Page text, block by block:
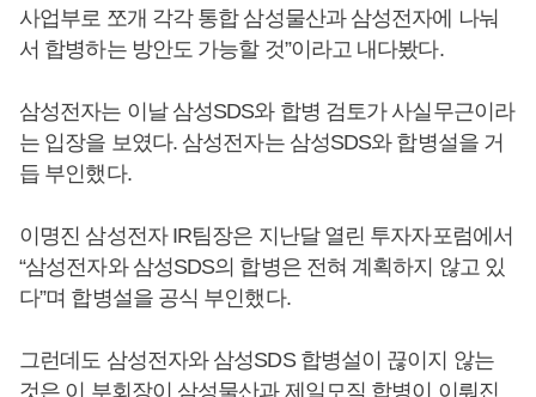
사업부로 쪼개 각각 통합 삼성물산과 삼성전자에 나눠
서 합병하는 방안도 가능할 것”이라고 내다봤다.
삼성전자는 이날 삼성SDS와 합병 검토가 사실무근이라
는 입장을 보였다. 삼성전자는 삼성SDS와 합병설을 거
듭 부인했다.
이명진 삼성전자 IR팀장은 지난달 열린 투자자포럼에서
“삼성전자와 삼성SDS의 합병은 전혀 계획하지 않고 있
다”며 합병설을 공식 부인했다.
그런데도 삼성전자와 삼성SDS 합병설이 끊이지 않는
것은 이 부회장이 삼성물산과 제일모직 합병이 이뤄진